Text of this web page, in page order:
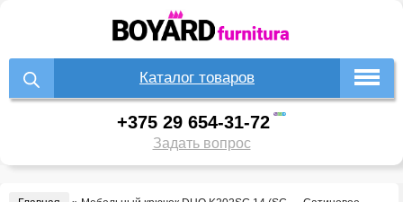
Каталог товаров
+375 29 654-31-72
Задать вопрос